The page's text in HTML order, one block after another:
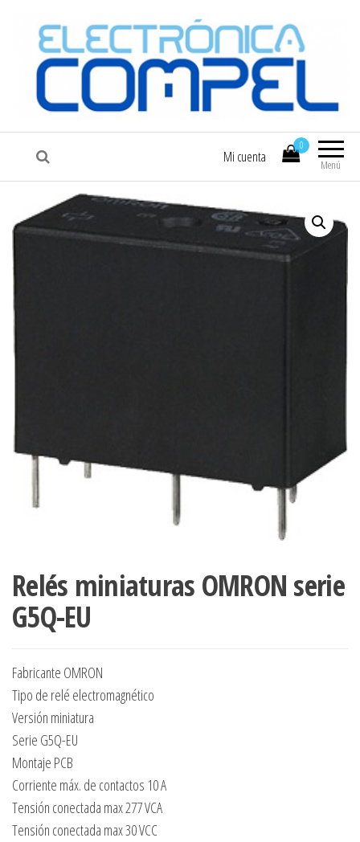
COMPEL Electrónica COMPEL
Menú
0
Mi cuenta
Relés miniaturas OMRON serie
G5Q-EU
Fabricante OMRON
Tipo de relé electromagnético
Versión miniatura
Serie G5Q-EU
Montaje PCB
Corriente máx. de contactos 10 A
Tensión conectada max 277 VCA
Tensión conectada max 30 VCC